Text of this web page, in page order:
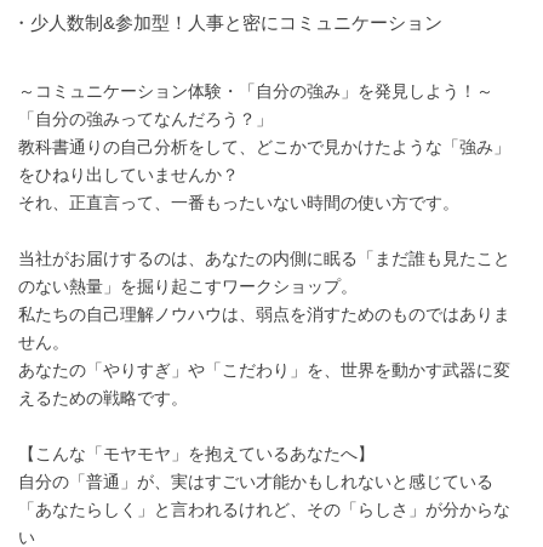
・少人数制&参加型！人事と密にコミュニケーション
～コミュニケーション体験・「自分の強み」を発見しよう！～
「自分の強みってなんだろう？」
教科書通りの自己分析をして、どこかで見かけたような「強み」
をひねり出していませんか？
それ、正直言って、一番もったいない時間の使い方です。
当社がお届けするのは、あなたの内側に眠る「まだ誰も見たこと
のない熱量」を掘り起こすワークショップ。
私たちの自己理解ノウハウは、弱点を消すためのものではありま
せん。
あなたの「やりすぎ」や「こだわり」を、世界を動かす武器に変
えるための戦略です。
【こんな「モヤモヤ」を抱えているあなたへ】
自分の「普通」が、実はすごい才能かもしれないと感じている
「あなたらしく」と言われるけれど、その「らしさ」が分からな
い